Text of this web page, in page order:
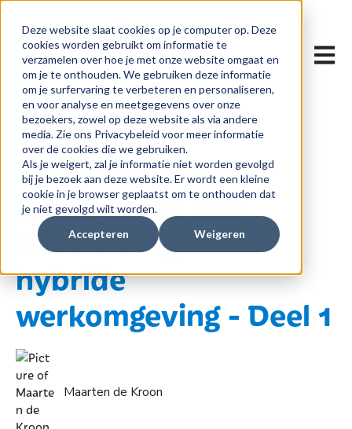
Deze website slaat cookies op je computer op. Deze
cookies worden gebruikt om informatie te
verzamelen over hoe je met onze website omgaat en
om je te onthouden. We gebruiken deze informatie
om je surfervaring te verbeteren en personaliseren,
en voor analyse en meetgegevens over onze
bezoekers, zowel op deze website als via andere
media. Zie ons Privacybeleid voor meer informatie
over de cookies die we gebruiken.
Als je weigert, zal je informatie niet worden gevolgd
bij je bezoek aan deze website. Er wordt een kleine
cookie in je browser geplaatst om te onthouden dat
je niet gevolgd wilt worden.
Accepteren
Weigeren
13 aug 2024 08:57
Uitdagingen van
onboarding in een
hybride
werkomgeving - Deel 1
Maarten de Kroon